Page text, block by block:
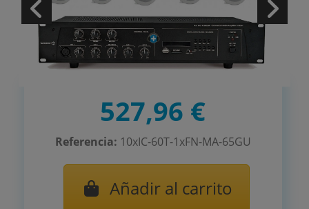
527,96 €
Referencia: 10xIC-60T-1xFN-MA-65GU
Añadir al carrito